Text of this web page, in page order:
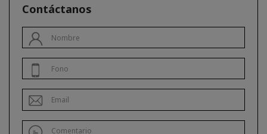
Contáctanos